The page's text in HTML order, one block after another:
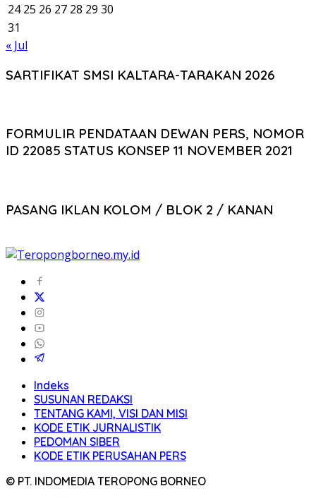
24 25 26 27 28 29 30
31
« Jul
SARTIFIKAT SMSI KALTARA-TARAKAN 2026
FORMULIR PENDATAAN DEWAN PERS, NOMOR
ID 22085 STATUS KONSEP 11 NOVEMBER 2021
PASANG IKLAN KOLOM / BLOK 2 / KANAN
Indeks
SUSUNAN REDAKSI
TENTANG KAMI, VISI DAN MISI
KODE ETIK JURNALISTIK
PEDOMAN SIBER
KODE ETIK PERUSAHAN PERS
© PT. INDOMEDIA TEROPONG BORNEO